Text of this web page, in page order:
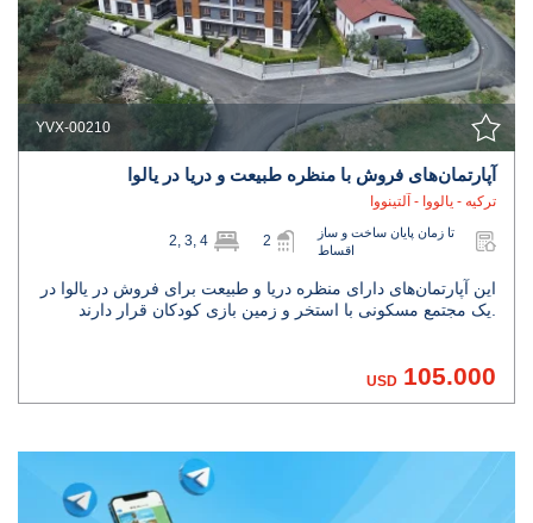
YVX-00210
آپارتمان‌های فروش با منظره طبیعت و دریا در یالوا
ترکیه - یالووا - آلتینووا
2, 3, 4 2
تا زمان پایان ساخت و ساز
اقساط
این آپارتمان‌های دارای منظره دریا و طبیعت برای فروش در یالوا در
105.000
USD